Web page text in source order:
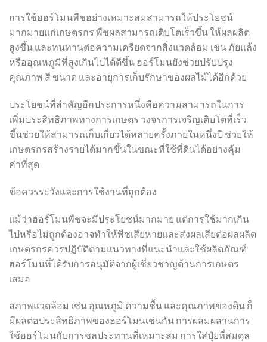
การใช้ฮอร์โมนพืชอย่างเหมาะสมสามารถให้ประโยชน์
มากมายแก่เกษตรกร พืชผลสามารถเติบโตเร็วขึ้น ให้ผลผลิต
สูงขึ้น และทนทานต่อความเครียดจากสิ่งแวดล้อม เช่น ภัยแล้ง
หรืออุณหภูมิที่สูงเกินไปได้ดีขึ้น ฮอร์โมนยังช่วยปรับปรุง
คุณภาพ สี ขนาด และอายุการเก็บรักษาของผลไม้ได้อีกด้วย
ประโยชน์ที่สำคัญอีกประการหนึ่งคือความสามารถในการ
เพิ่มประสิทธิภาพทางการเกษตร วงจรการเจริญเติบโตที่เร็ว
ขึ้นช่วยให้สามารถเก็บเกี่ยวได้หลายครั้งภายในหนึ่งปี ช่วยให้
เกษตรกรสร้างรายได้มากขึ้นในขณะที่ใช้ที่ดินได้อย่างคุ้ม
ค่าที่สุด
ข้อควรระวังและการใช้งานที่ถูกต้อง
แม้ว่าฮอร์โมนพืชจะมีประโยชน์มากมาย แต่การใช้มากเกิน
ไปหรือไม่ถูกต้องอาจทำให้พืชเสียหายและส่งผลเสียต่อผลผลิต
เกษตรกรควรปฏิบัติตามแนวทางที่แนะนำและใช้ผลิตภัณฑ์
ฮอร์โมนที่ได้รับการอนุมัติจากผู้เชี่ยวชาญด้านการเกษตร
เสมอ
สภาพแวดล้อม เช่น อุณหภูมิ ความชื้น และคุณภาพของดิน ก็
มีผลต่อประสิทธิภาพของฮอร์โมนเช่นกัน การผสมผสานการ
ใช้ฮอร์โมนกับการชลประทานที่เหมาะสม การใส่ปุ๋ยที่สมดุล